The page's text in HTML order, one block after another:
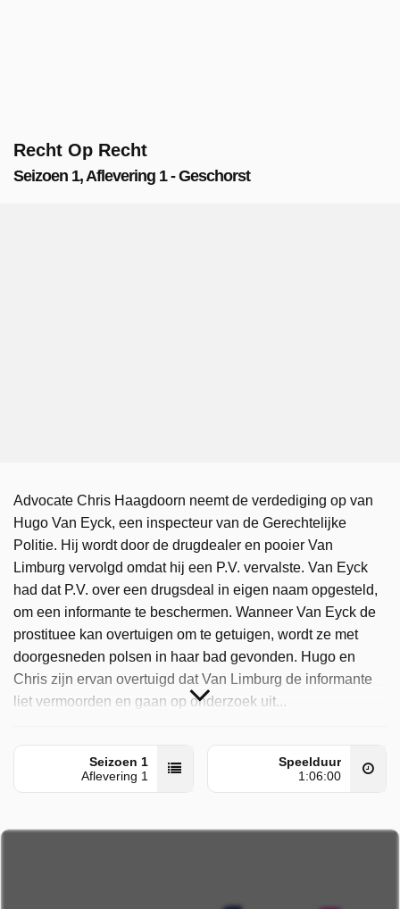
Recht Op Recht
Seizoen 1, Aflevering 1 - Geschorst
Advocate Chris Haagdoorn neemt de verdediging op van
Hugo Van Eyck, een inspecteur van de Gerechtelijke
Politie. Hij wordt door de drugdealer en pooier Van
Limburg vervolgd omdat hij een P.V. vervalste. Van Eyck
had dat P.V. over een drugsdeal in eigen naam opgesteld,
om een informante te beschermen. Wanneer Van Eyck de
prostituee kan overtuigen om te getuigen, wordt ze met
doorgesneden polsen in haar bad gevonden. Hugo en
Chris zijn ervan overtuigd dat Van Limburg de informante
liet vermoorden en gaan op onderzoek uit...
mei 2026 om 14:16 uur.
Seizoen 1
Aflevering 1
Speelduur
1:06:00